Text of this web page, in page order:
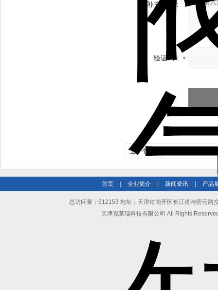
补充说明：
验证码：
上一个：
首页 企业简介 新闻资讯 产品
总访问量：612153 地址：天津市南开区长江道与密云
天津克莱瑞科技有限公司 All Rights